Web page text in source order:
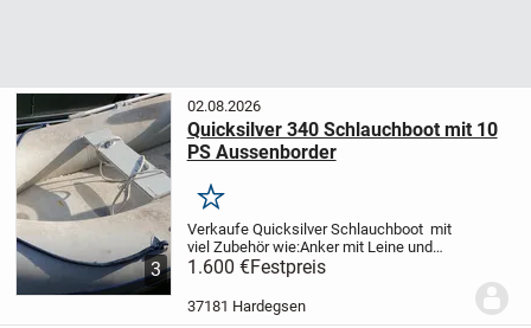
3
02.08.2026
Quicksilver 340 Schlauchboot mit 10
PS Aussenborder
Merken
Verkaufe Quicksilver Schlauchboot mit
viel Zubehör wie:Anker mit Leine und
VorlaufketteBadeleiter,Bootshaken
Sliptrailer, +Slipräder zum
einklappenPersenning Ganzschutz
Fahrzeugsch...
1.600 €Festpreis
37181 Hardegsen